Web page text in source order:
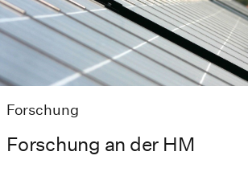
Forschung
Forschung an der HM